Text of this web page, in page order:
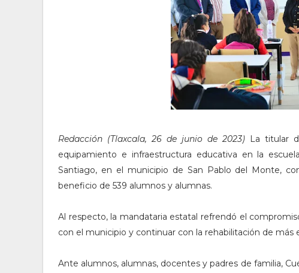
Redacción (Tlaxcala, 26 de junio de 2023) La titular
equipamiento e infraestructura educativa en la
Santiago, en el municipio de San Pablo del Monte,
beneficio de 539 alumnos y alumnas.
Al respecto, la mandataria estatal refrendó el
con el municipio y continuar con la rehabilitación de
Ante alumnos, alumnas, docentes y padres de familia,